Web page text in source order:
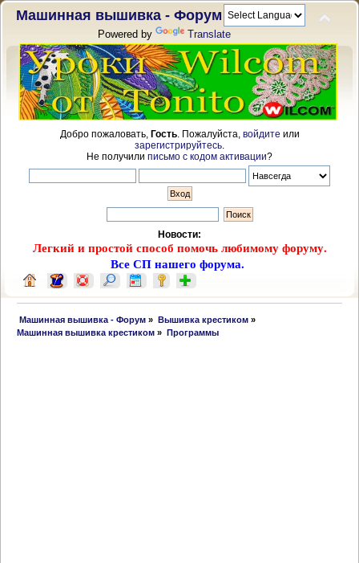
Машинная вышивка - Форум
Powered by Translate
Добро пожаловать, Гость. Пожалуйста, войдите или
зарегистрируйтесь
Не получили письмо с кодом активации?
Новости:
Легкий и простой способ помочь любимому форуму.
Все СП нашего форума.
Машинная вышивка - Форум » Вышивка крестиком»
Машинная вышивка крестиком » Программы